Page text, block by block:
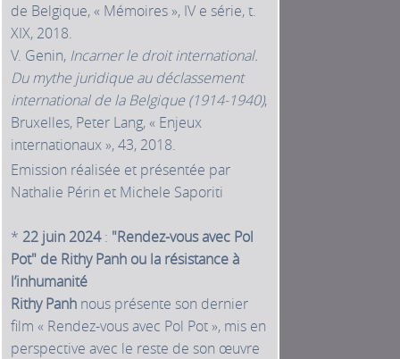
de Belgique, « Mémoires », IV e série, t.
XIX, 2018.
V. Genin, Incarner le droit international.
Du mythe juridique au déclassement
international de la Belgique (1914‑1940),
Bruxelles, Peter Lang, « Enjeux
internationaux », 43, 2018.
Emission réalisée et présentée par
Nathalie Périn et Michele Saporiti
* 22 juin 2024: "Rendez-vous avec Pol
Pot" de Rithy Panh ou la résistance à
l’inhumanité
Rithy Panh nous présente son dernier
film « Rendez-vous avec Pol Pot », mis en
perspective avec le reste de son œuvre